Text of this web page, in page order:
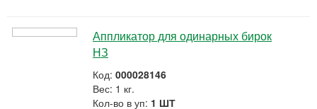
Аппликатор для одинарных бирок
НЗ
Код: 000028146
Вес: 1 кг.
Кол-во в уп: 1 ШТ